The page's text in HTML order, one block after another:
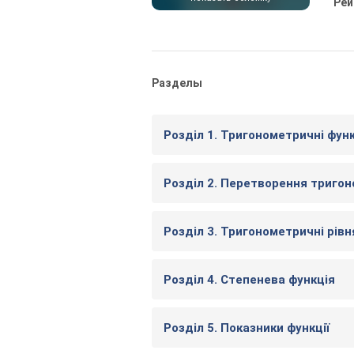
Разделы
Розділ 1. Тригонометричні
Розділ 2. Перетворення
Розділ 3. Тригонометричні
Розділ 4. Степенева функція
Розділ 5. Показники функції